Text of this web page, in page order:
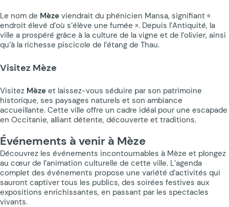
Le nom de Mèze viendrait du phénicien Mansa, signifiant «
endroit élevé d’où s’élève une fumée ». Depuis l’Antiquité, la
ville a prospéré grâce à la culture de la vigne et de l’olivier, ainsi
qu’à la richesse piscicole de l’étang de Thau.
Visitez Mèze
Visitez Mèze et laissez-vous séduire par son patrimoine
historique, ses paysages naturels et son ambiance
accueillante. Cette ville offre un cadre idéal pour une escapade
en Occitanie, alliant détente, découverte et traditions.
Événements à venir à Mèze
Découvrez les événements incontournables à Mèze et plongez
au cœur de l’animation culturelle de cette ville. L’agenda
complet des événements propose une variété d’activités qui
sauront captiver tous les publics, des soirées festives aux
expositions enrichissantes, en passant par les spectacles
vivants.